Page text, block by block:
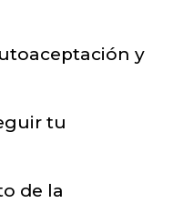
y
tu
de la